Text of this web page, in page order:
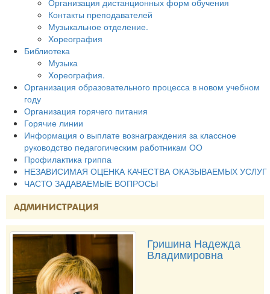
Контакты преподавателей
Музыкальное отделение.
Хореография
Библиотека
Музыка
Хореография.
Организация образовательного процесса в новом учебном
году
Организация горячего питания
Горячие линии
Информация о выплате вознаграждения за классное
руководство педагогическим работникам ОО
Профилактика гриппа
НЕЗАВИСИМАЯ ОЦЕНКА КАЧЕСТВА ОКАЗЫВАЕМЫХ УСЛУГ
ЧАСТО ЗАДАВАЕМЫЕ ВОПРОСЫ
АДМИНИСТРАЦИЯ
Гришина Надежда
Владимировна